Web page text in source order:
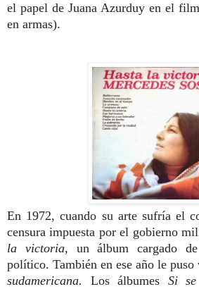
el papel de Juana Azurduy en el
en armas).
En 1972, cuando su arte sufría el
censura impuesta por el gobierno
la victoria, un álbum cargado
político. También en ese año le
sudamericana. Los álbumes Si